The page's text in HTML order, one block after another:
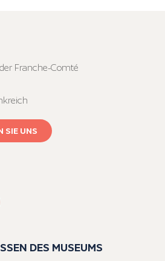
Franche-Comté
SIE UNS
DES MUSEUMS